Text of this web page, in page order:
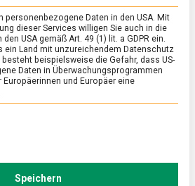
/FEATURED/WISSEN
Werte zählen –
Werte
ohne Kürbisse? Ob als Laterne
wärmende Suppe. Aber nicht
ist von kulinarischem
personenbezogene Daten in den USA. Mit
dieser Services willigen Sie auch in die
USA gemäß Art. 49 (1) lit. a GDPR ein.
ein Land mit unzureichendem Datenschutz
besteht beispielsweise die Gefahr, dass US-
Daten in Überwachungsprogrammen
und Europäer eine
Service-Gruppen, für die eine
Speichern